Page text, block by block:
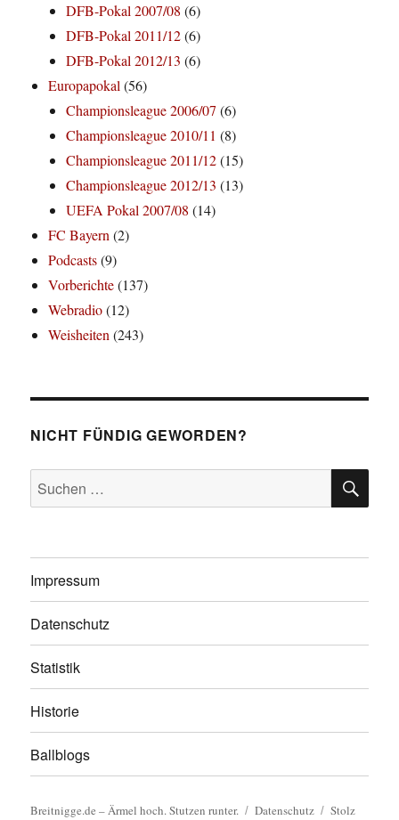
DFB-Pokal 2007/08 (6)
DFB-Pokal 2011/12(6)
DFB-Pokal 2012/13 (6)
Europapokal(56)
Championsleague 2006/07 (6)
Championsleague 2010/11 (8)
Championsleague 2011/12(15)
Championsleague 2012/13 (13)
UEFA Pokal 2007/08 (14)
FC Bayern(2)
Podcasts(9)
Vorberichte(137)
Webradio(12)
Weisheiten(243)
NICHT FÜNDIG GEWORDEN?
Suchen
nach:
Impressum
Datenschutz
Statistik
Historie
Ballblogs
Breitnigge.de – Ärmel hoch. Stutzen runter. Datenschutz Stolz